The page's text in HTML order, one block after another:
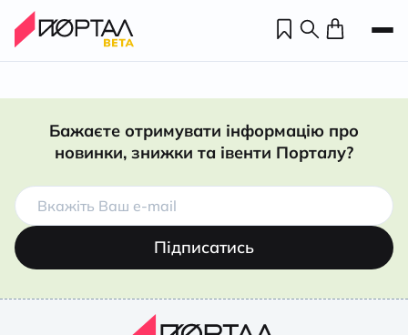
Бажаєте отримувати інформацію про
новинки, знижки та івенти Порталу?
Підписатись